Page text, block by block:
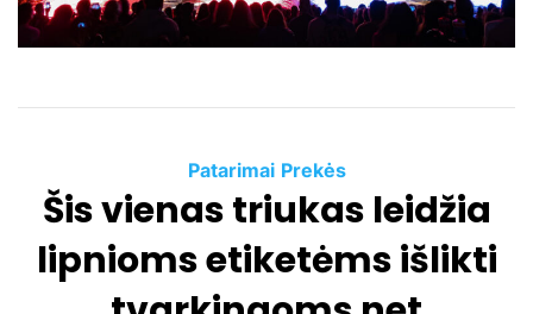
i
m
e
C
a
t
e
Patarimai Prekės
Šis vienas triukas leidžia
lipnioms etiketėms išlikti